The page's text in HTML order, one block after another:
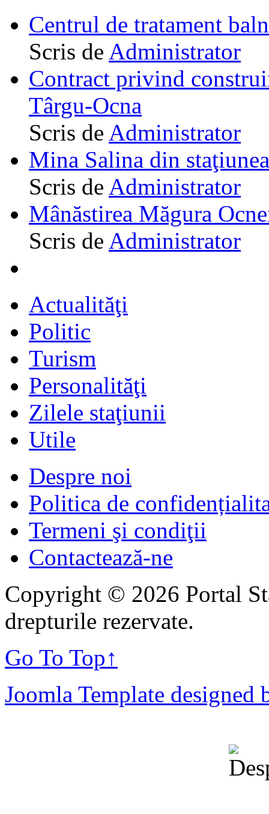
Centrul de tratament
Scris de Administrator
Contract privind
Târgu-Ocna
Scris de Administrator
Mina Salina din
Scris de Administrator
Mânăstirea Măgura
Scris de Administrator
Actualităţi
Politic
Turism
Personalităţi
Zilele staţiunii
Utile
Despre noi
Politica de
Termeni şi condiţii
Contactează-ne
Copyright © 2026 Portal
drepturile rezervate.
Go To Top↑
Joomla Template designed